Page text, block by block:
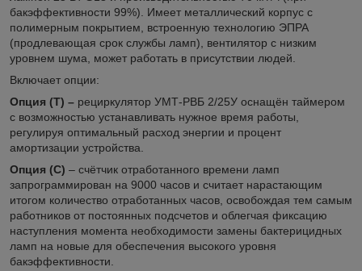
бакэффективности 99%). Имеет металлический корпус с
полимерным покрытием, встроенную технологию ЭПРА
(продлевающая срок службы ламп), вентилятор с низким
уровнем шума, может работать в присутствии людей.
Включает опции:
Опция (Т) – рециркулятор УМТ-РВБ 2/25У оснащён таймером
с возможностью устанавливать нужное время работы,
регулируя оптимальный расход энергии и процент
амортизации устройства.
Опция (С) – счётчик отработанного времени ламп
запрограммирован на 9000 часов и считает нарастающим
итогом количество отработанных часов, освобождая тем самым
работников от постоянных подсчетов и облегчая фиксацию
наступления момента необходимости замены бактерицидных
ламп на новые для обеспечения высокого уровня
бакэффективности.